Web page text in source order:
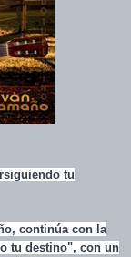
tu
continúa con la
tu destino", con un